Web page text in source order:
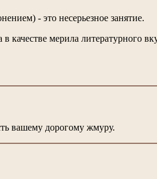
- это несерьезное занятие.
мерила литературного
вашему дорогому жмуру.